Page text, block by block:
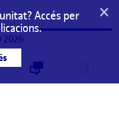
Accés per
×
2026